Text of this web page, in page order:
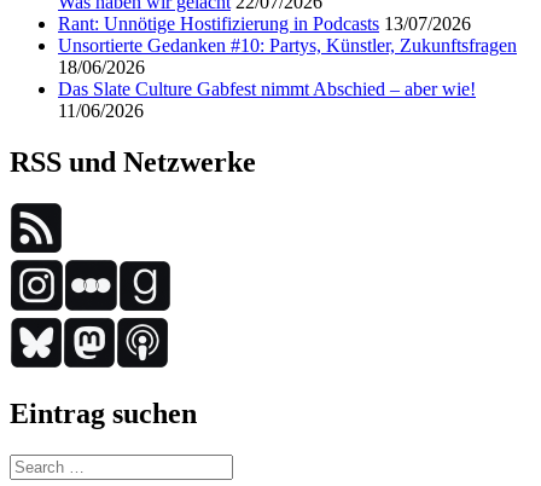
Rant: Unnötige Hostifizierung in Podcasts 13/07/2026
Unsortierte Gedanken #10: Partys, Künstler, Zukunftsfragen
18/06/2026
Das Slate Culture Gabfest nimmt Abschied – aber wie!
11/06/2026
RSS und Netzwerke
Eintrag suchen
Search